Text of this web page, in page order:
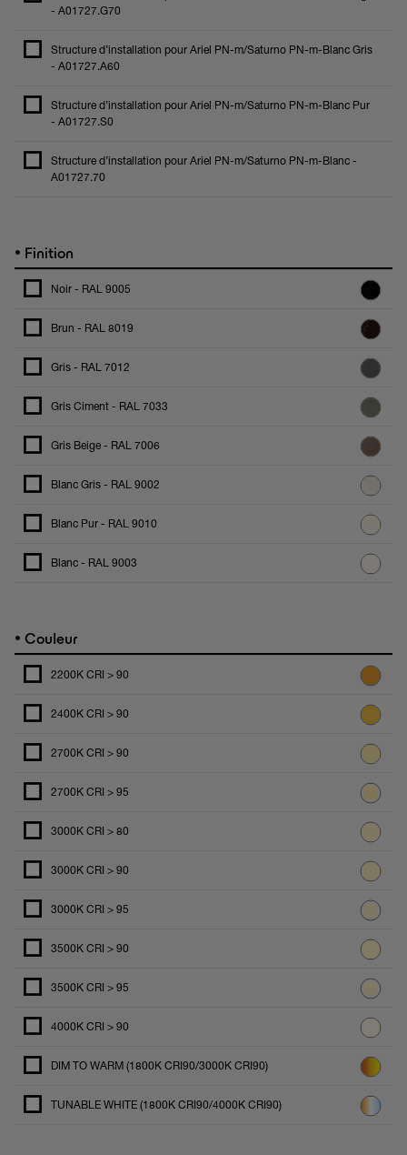
- A01727.G70
Structure d’installation pour Ariel PN-m/Saturno PN-m-Blanc Gris
- A01727.A60
Structure d’installation pour Ariel PN-m/Saturno PN-m-Blanc Pur
- A01727.S0
Structure d’installation pour Ariel PN-m/Saturno PN-m-Blanc -
A01727.70
• Finition
Noir - RAL 9005
Brun - RAL 8019
Gris - RAL 7012
Gris Ciment - RAL 7033
Gris Beige - RAL 7006
Blanc Gris - RAL 9002
Blanc Pur - RAL 9010
Blanc - RAL 9003
• Couleur
2200K CRI > 90
2400K CRI > 90
2700K CRI > 90
2700K CRI > 95
3000K CRI > 80
3000K CRI > 90
3000K CRI > 95
3500K CRI > 90
3500K CRI > 95
4000K CRI > 90
DIM TO WARM (1800K CRI90/3000K CRI90)
TUNABLE WHITE (1800K CRI90/4000K CRI90)